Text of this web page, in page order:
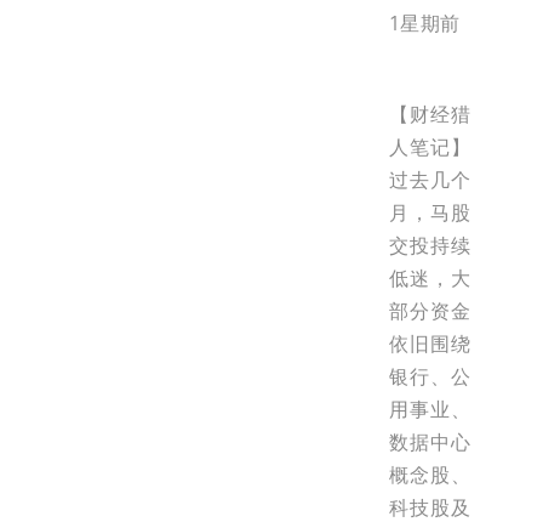
1星期前
【财经猎
人笔记】
过去几个
月，马股
交投持续
低迷，大
部分资金
依旧围绕
银行、公
用事业、
数据中心
概念股、
科技股及